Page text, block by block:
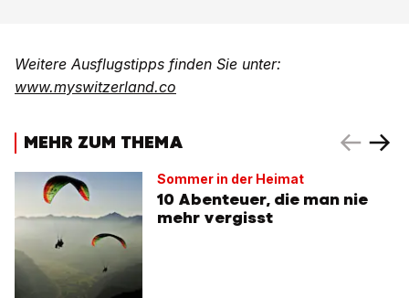
Weitere Ausflugstipps finden Sie unter:
www.myswitzerland.co
MEHR ZUM THEMA
Sommer in der Heimat
10 Abenteuer, die man nie
mehr vergisst